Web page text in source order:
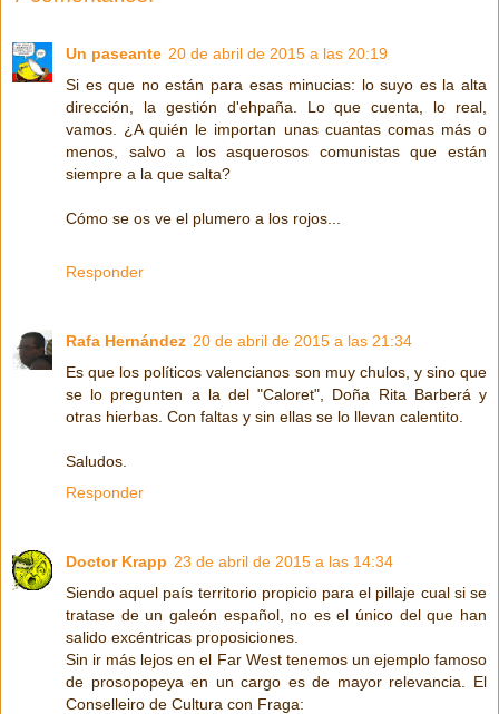
Un paseante 20 de abril de 2015 a las 20:19
Si es que no están para esas minucias: lo suyo es la alta
dirección, la gestión d'ehpaña. Lo que cuenta, lo real,
vamos. ¿A quién le importan unas cuantas comas más o
menos, salvo a los asquerosos comunistas que están
siempre a la que salta?
Cómo se os ve el plumero a los rojos...
Responder
Rafa Hernández 20 de abril de 2015 a las 21:34
Es que los políticos valencianos son muy chulos, y sino que
se lo pregunten a la del "Caloret", Doña Rita Barberá y
otras hierbas. Con faltas y sin ellas se lo llevan calentito.
Saludos.
Responder
Doctor Krapp 23 de abril de 2015 a las 14:34
Siendo aquel país territorio propicio para el pillaje cual si se
tratase de un galeón español, no es el único del que han
salido excéntricas proposiciones.
Sin ir más lejos en el Far West tenemos un ejemplo famoso
de prosopopeya en un cargo es de mayor relevancia. El
Conselleiro de Cultura con Fraga: